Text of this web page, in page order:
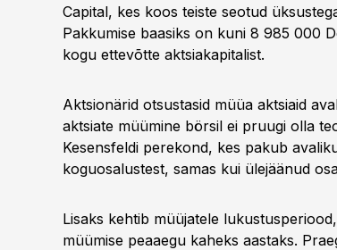
Capital, kes koos teiste seotud
Pakkumise baasiks on kuni 8 985 000
kogu ettevõtte aktsiakapitalist.
Aktsionärid otsustasid müüa aktsiaid
aktsiate müümine börsil ei pruugi olla
Kesensfeldi perekond, kes pakub
koguosalustest, samas kui ülejäänud
Lisaks kehtib müüjatele
müümise peaaegu kaheks aastaks.